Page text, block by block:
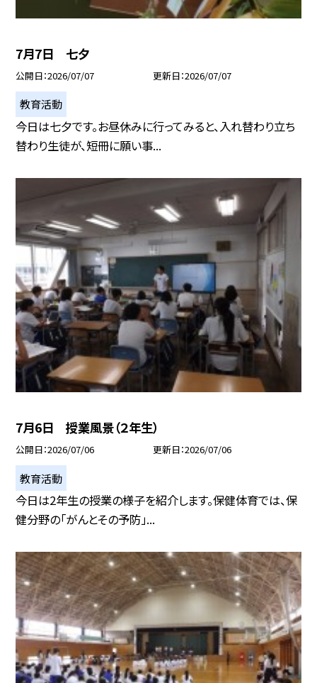
7月7日 七夕
公開日 2026/07/07 更新日 2026/07/07
教育活動
今日は七夕です。お昼休みに行ってみると、入れ替わり立ち
替わり生徒が、短冊に願い事...
7月6日 授業風景（２年生）
公開日 2026/07/06 更新日 2026/07/06
教育活動
今日は2年生の授業の様子を紹介します。保健体育では、保
健分野の「がんとその予防」...